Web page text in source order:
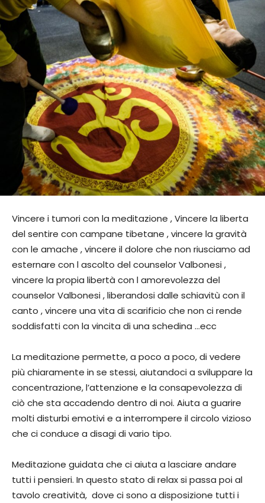
Vincere i tumori con la meditazione , Vincere la liberta
del sentire con campane tibetane , vincere la gravità
con le amache , vincere il dolore che non riusciamo ad
esternare con l ascolto del counselor Valbonesi ,
vincere la propia libertà con l amorevolezza del
counselor Valbonesi , liberandosi dalle schiavitù con il
canto , vincere una vita di scarificio che non ci rende
soddisfatti con la vincita di una schedina …ecc
La meditazione permette, a poco a poco, di vedere
più chiaramente in se stessi, aiutandoci a sviluppare la
concentrazione, l’attenzione e la consapevolezza di
ciò che sta accadendo dentro di noi. Aiuta a guarire
molti disturbi emotivi e a interrompere il circolo vizioso
che ci conduce a disagi di vario tipo.
Meditazione guidata che ci aiuta a lasciare andare
tutti i pensieri. In questo stato di relax si passa poi al
tavolo creatività, dove ci sono a disposizione tutti i